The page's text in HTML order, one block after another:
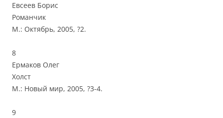
Евсеев Борис
Романчик
М.: Октябрь, 2005, ?2.
8
Ермаков Олег
Холст
М.: Новый мир, 2005, ?3-4.
9